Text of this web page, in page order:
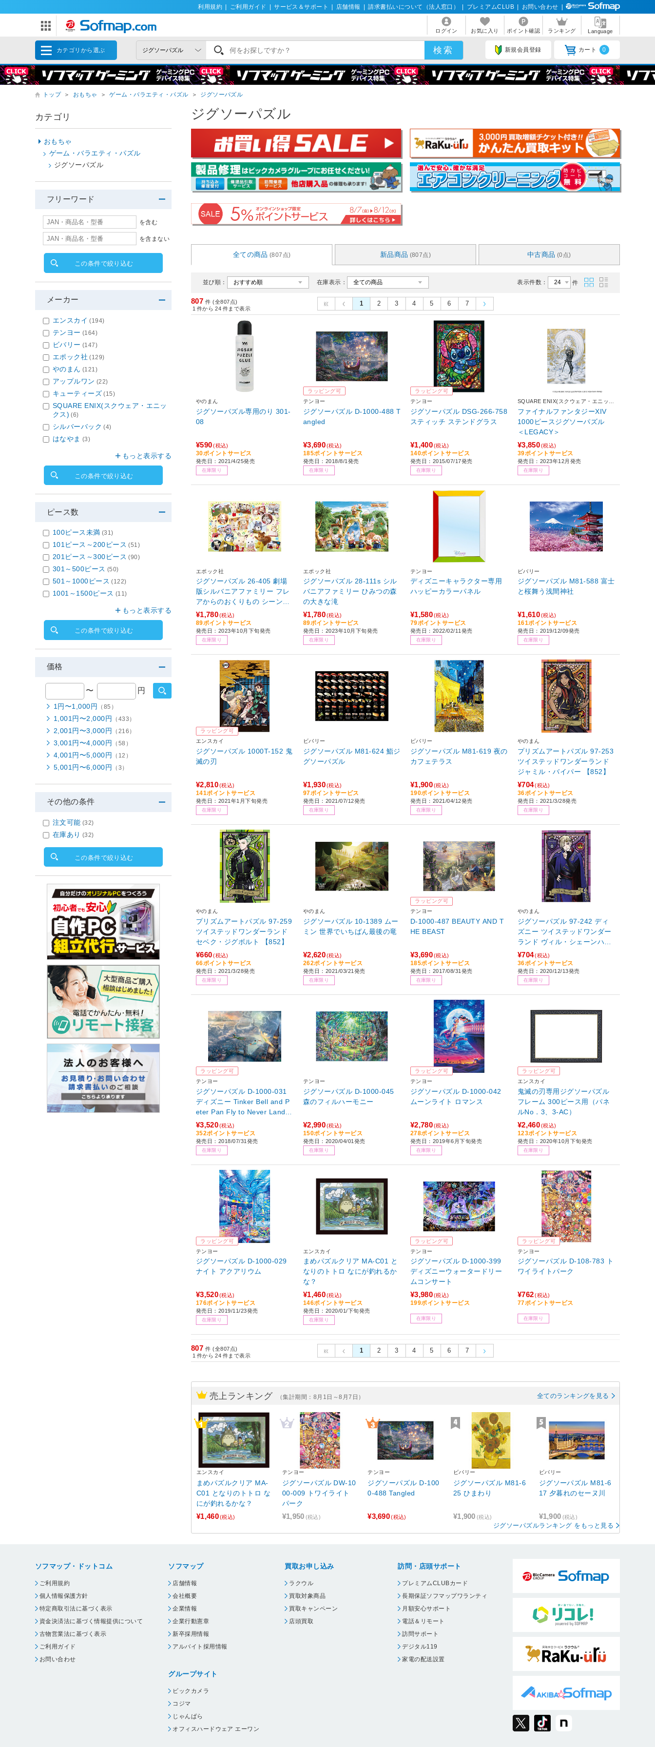
利用規約 ご利用ガイド サービス＆サポート 店舗情報 請求書払いについて（法人窓口） プレミアムCLUB お問い合わせ
ログイン お気に入り ポイント確認 ランキング Language
カテゴリから選ぶ 新規会員登録 カート 0
トップ ＞ おもちゃ ＞ ゲーム・バラエティ・パズル ＞ ジグソーパズル
ジグソーパズル
全ての商品 (807点) 新品商品 (807点) 中古商品 (0点)
並び順： 在庫表示： 表示件数： 件
807 件 (全807点)
1 件から 24 件まで表示
1 2 3 4 5 6 7
やのまん
ジグソーパズル専用のり 301-
08
¥590 (税込)
30ポイントサービス
発売日：2021/4/25発売
在庫限り
ラッピング可
テンヨー
ジグソーパズル D-1000-488 T
angled
¥3,690(税込)
185ポイントサービス
発売日：2018/8/1発売
在庫限り
ラッピング可
テンヨー
ジグソーパズル DSG-266-758
スティッチ ステンドグラス
¥1,400(税込)
140ポイントサービス
発売日：2015/07/17発売
在庫限り
SQUARE ENIX(スクウェア・エニック
ス)
ファイナルファンタジーXIV
1000ピースジグソーパズル
＜LEGACY＞
¥3,850(税込)
39ポイントサービス
発売日：2023年12月発売
在庫限り
エポック社
ジグソーパズル 26-405 劇場
版シルバニアファミリー フレ
アからのおくりもの シーンコ
レクション
¥1,780(税込)
89ポイントサービス
発売日：2023年10月下旬発売
在庫限り
エポック社
ジグソーパズル 28-111s シル
バニアファミリー ひみつの森
の大きな滝
¥1,780(税込)
89ポイントサービス
発売日：2023年10月下旬発売
在庫限り
テンヨー
ディズニーキャラクター専用
ハッピーカラーパネル
¥1,580(税込)
79ポイントサービス
発売日：2022/02/11発売
在庫限り
ビバリー
ジグソーパズル M81-588 富士
と桜舞う浅間神社
¥1,610(税込)
161ポイントサービス
発売日：2019/12/09発売
在庫限り
ラッピング可
エンスカイ
ジグソーパズル 1000T-152 鬼
滅の刃
¥2,810(税込)
141ポイントサービス
発売日：2021年1月下旬発売
在庫限り
ビバリー
ジグソーパズル M81-624 鮨ジ
グソーパズル
¥1,930(税込)
97ポイントサービス
発売日：2021/07/12発売
在庫限り
ビバリー
ジグソーパズル M81-619 夜の
カフェテラス
¥1,900(税込)
190ポイントサービス
発売日：2021/04/12発売
在庫限り
やのまん
プリズムアートパズル 97-253
ツイステッドワンダーランド
ジャミル・バイパー 【852】
¥704(税込)
36ポイントサービス
発売日：2021/3/28発売
在庫限り
やのまん
プリズムアートパズル 97-259
ツイステッドワンダーランド
セベク・ジグボルト 【852】
¥660 (税込)
66ポイントサービス
発売日：2021/3/28発売
在庫限り
やのまん
ジグソーパズル 10-1389 ムー
ミン 世界でいちばん最後の竜
¥2,620(税込)
262ポイントサービス
発売日：2021/03/21発売
在庫限り
ラッピング可
テンヨー
D-1000-487 BEAUTY AND T
HE BEAST
¥3,690(税込)
185ポイントサービス
発売日：2017/08/31発売
在庫限り
やのまん
ジグソーパズル 97-242 ディ
ズニー ツイステッドワンダー
ランド ヴィル・シェーンハイ
ト 【852】
¥704(税込)
36ポイントサービス
発売日：2020/12/13発売
在庫限り
ラッピング可
テンヨー
ジグソーパズル D-1000-031
ディズニー Tinker Bell and P
eter Pan Fly to Never Land
（1000ピース）
¥3,520(税込)
352ポイントサービス
発売日：2018/07/31発売
在庫限り
テンヨー
ジグソーパズル D-1000-045
森のフィルハーモニー
¥2,990(税込)
150ポイントサービス
発売日：2020/04/01発売
在庫限り
ラッピング可
テンヨー
ジグソーパズル D-1000-042
ムーンライト ロマンス
¥2,780(税込)
278ポイントサービス
発売日：2019年6月下旬発売
在庫限り
ラッピング可
エンスカイ
鬼滅の刃専用ジグソーパズル
フレーム 300ピース用（パネ
ルNo．3、3-AC）
¥2,460(税込)
123ポイントサービス
発売日：2020年10月下旬発売
在庫限り
ラッピング可
テンヨー
ジグソーパズル D-1000-029
ナイト アクアリウム
¥3,520(税込)
176ポイントサービス
発売日：2019/11/23発売
在庫限り
エンスカイ
まめパズルクリア MA-C01 と
なりのトトロ なにが釣れるか
な？
¥1,460(税込)
146ポイントサービス
発売日：2020/01/下旬発売
在庫限り
ラッピング可
テンヨー
ジグソーパズル D-1000-399
ディズニーウォータードリー
ムコンサート
¥3,980(税込)
199ポイントサービス
在庫限り
ラッピング可
テンヨー
ジグソーパズル D-108-783 ト
ワイライトパーク
¥762 (税込)
77ポイントサービス
在庫限り
807 件 (全807点)
1 件から 24 件まで表示
1 2 3 4 5 6 7
売上ランキング （集計期間：8月1日～8月7日） 全てのランキングを見る
エンスカイ
まめパズルクリア MA-
C01 となりのトトロ な
にが釣れるかな？
¥1,460(税込)
テンヨー
ジグソーパズル DW-10
00-009 トワイライト
パーク
¥1,950 (税込)
テンヨー
ジグソーパズル D-100
0-488 Tangled
¥3,690(税込)
ビバリー
ジグソーパズル M81-6
25 ひまわり
¥1,900 (税込)
ビバリー
ジグソーパズル M81-6
17 夕暮れのセーヌ川
¥1,900 (税込)
ジグソーパズルランキング をもっと見る
カテゴリ
おもちゃ
ゲーム・バラエティ・パズル
ジグソーパズル
フリーワード
を含む
を含まない
この条件で絞り込む
メーカー
エンスカイ (194)
テンヨー (164)
ビバリー (147)
エポック社 (129)
やのまん (121)
アップルワン (22)
キューティーズ (15)
SQUARE ENIX(スクウェア・エニッ
クス) (6)
シルバーバック (4)
はなやま (3)
もっと表示する
この条件で絞り込む
ピース数
100ピース未満 (31)
101ピース～200ピース (51)
201ピース～300ピース (90)
301～500ピース (50)
501～1000ピース (122)
1001～1500ピース (11)
もっと表示する
この条件で絞り込む
価格
〜 円
1円〜1,000円 （85）
1,001円〜2,000円 （433）
2,001円〜3,000円 （216）
3,001円〜4,000円 （58）
4,001円〜5,000円 （12）
5,001円〜6,000円 （3）
その他の条件
注文可能 (32)
在庫あり (32)
この条件で絞り込む
ソフマップ・ドットコム
ご利用規約
個人情報保護方針
特定商取引法に基づく表示
資金決済法に基づく情報提供について
古物営業法に基づく表示
ご利用ガイド
お問い合わせ
ソフマップ
店舗情報
会社概要
企業情報
企業行動憲章
新卒採用情報
アルバイト採用情報
グループサイト
ビックカメラ
コジマ
じゃんぱら
オフィスハードウェア エーワン
買取お申し込み
ラクウル
買取対象商品
買取キャンペーン
店頭買取
訪問・店頭サポート
プレミアムCLUBカード
長期保証ソフマップワランティ
月額安心サポート
電話＆リモート
訪問サポート
デジタル119
家電の配送設置